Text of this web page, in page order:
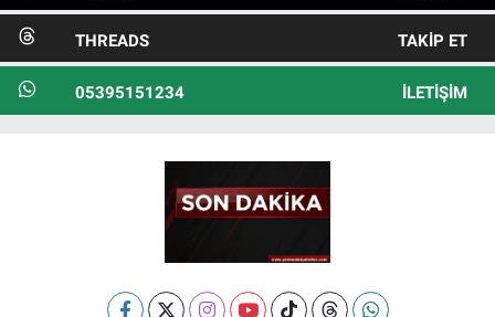
THREADS TAKIP ET
05395151234 İLETIŞIM